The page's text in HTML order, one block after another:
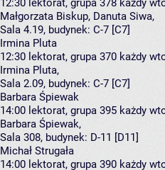
12:30 lektorat, grupa 378 każdy
Małgorzata Biskup, Danuta Siwa,
Sala 4.19, budynek: C-7 [C7]
Irmina Pluta
12:30 lektorat, grupa 370 każdy
Irmina Pluta,
Sala 2.09, budynek: C-7 [C7]
Barbara Śpiewak
14:00 lektorat, grupa 395 każdy
Barbara Śpiewak,
Sala 308, budynek: D-11 [D11]
Michał Strugała
14:00 lektorat, grupa 390 każdy